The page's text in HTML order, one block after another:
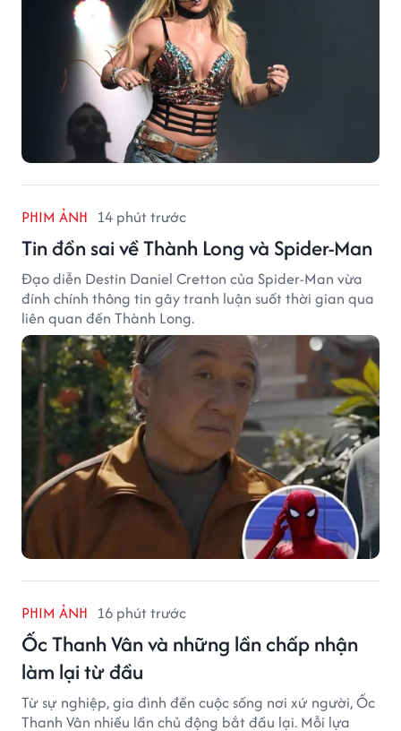
PHIM ẢNH 14 phút trước
Tin đồn sai về Thành Long và Spider-Man
Đạo diễn Destin Daniel Cretton của Spider-Man vừa
đính chính thông tin gây tranh luận suốt thời gian qua
liên quan đến Thành Long.
PHIM ẢNH 16 phút trước
Ốc Thanh Vân và những lần chấp nhận
làm lại từ đầu
Từ sự nghiệp, gia đình đến cuộc sống nơi xứ người, Ốc
Thanh Vân nhiều lần chủ động bắt đầu lại. Mỗi lựa